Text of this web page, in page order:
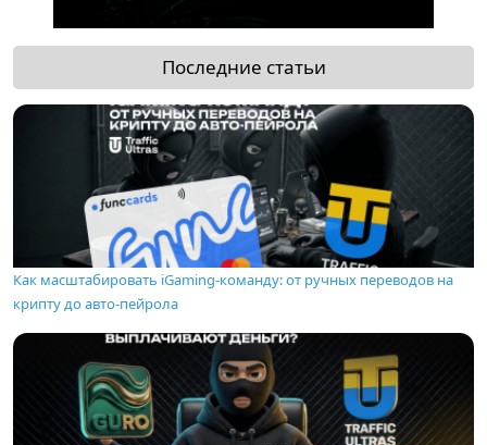
Последние статьи
Как масштабировать iGaming-команду: от ручных переводов на
крипту до авто-пейрола